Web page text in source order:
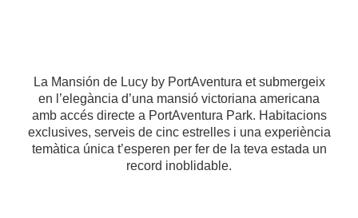
La Mansión de Lucy by PortAventura et submergeix
en l’elegància d’una mansió victoriana americana
amb accés directe a PortAventura Park. Habitacions
exclusives, serveis de cinc estrelles i una experiència
temàtica única t’esperen per fer de la teva estada un
record inoblidable.